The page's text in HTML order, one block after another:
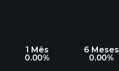
1 Mês
0.00%
6 Meses
0.00%